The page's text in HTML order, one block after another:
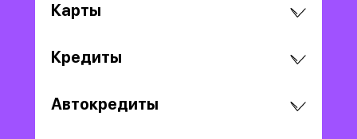
Карты
Кредиты
Автокредиты